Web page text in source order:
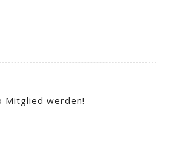
Mitglied werden!